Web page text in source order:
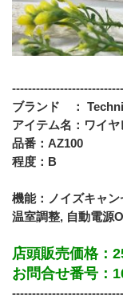
ブランド　：
アイテム名：ワイ
品番：AZ100
程度：B
機能：ノイズキャ
温室調整, 自動電源
店頭販売価格：
お問合せ番号：